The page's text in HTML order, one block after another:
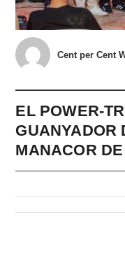
Cent per Cent
EL POWER-
GUANYADOR
MANACOR